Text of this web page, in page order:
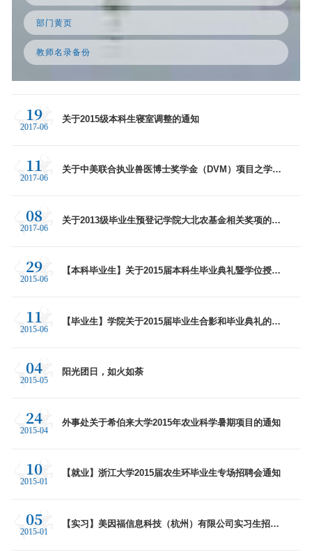
部门黄页
教师名录备份
19
2017-06
关于2015级本科生寝室调整的通知
11
2017-06
关于中美联合执业兽医博士奖学金（DVM）项目之学长
08
2017-06
关于2013级毕业生预登记学院大北农基金相关奖项的通
29
2015-06
【本科毕业生】关于2015届本科生毕业典礼暨学位授予
11
2015-06
【毕业生】学院关于2015届毕业生合影和毕业典礼的安
04
2015-05
阳光团日，如火如荼
24
2015-04
外事处关于希伯来大学2015年农业科学暑期项目的通知
10
2015-01
【就业】浙江大学2015届农生环毕业生专场招聘会通知
05
2015-01
【实习】美因福信息科技（杭州）有限公司实习生招聘